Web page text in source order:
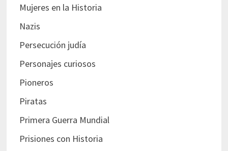
Mujeres en la Historia
Nazis
Persecución judía
Personajes curiosos
Pioneros
Piratas
Primera Guerra Mundial
Prisiones con Historia